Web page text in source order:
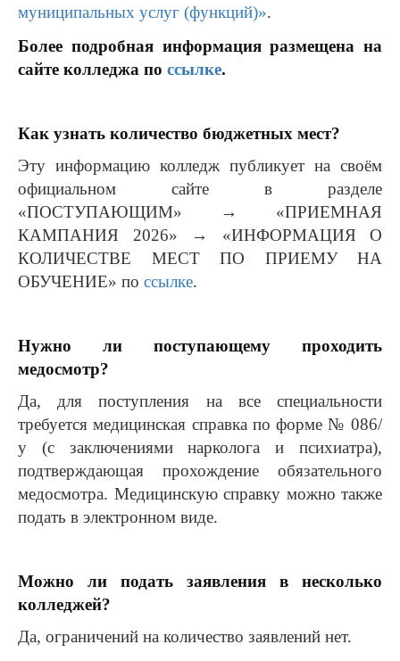
муниципальных услуг (функций)».
Более подробная информация размещена на
сайте колледжа по ссылке.
Как узнать количество бюджетных мест?
Эту информацию колледж публикует на своём
официальном сайте в разделе
«ПОСТУПАЮЩИМ» → «ПРИЕМНАЯ
КАМПАНИЯ 2026» → «ИНФОРМАЦИЯ О
КОЛИЧЕСТВЕ МЕСТ ПО ПРИЕМУ НА
ОБУЧЕНИЕ» по ссылке.
Нужно ли поступающему проходить
медосмотр?
Да, для поступления на все специальности
требуется медицинская справка по форме № 086/
у (с заключениями нарколога и психиатра),
подтверждающая прохождение обязательного
медосмотра. Медицинскую справку можно также
подать в электронном виде.
Можно ли подать заявления в несколько
колледжей?
Да, ограничений на количество заявлений нет.